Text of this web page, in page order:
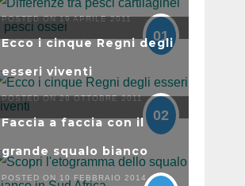
POSTED ON 19 APRILE 2011
01
Ecco i cinque Regni degli
esseri viventi
POSTED ON 29 OTTOBRE 2011
02
Faccia a faccia con il
grande squalo bianco
POSTED ON 10 FEBBRAIO 2014